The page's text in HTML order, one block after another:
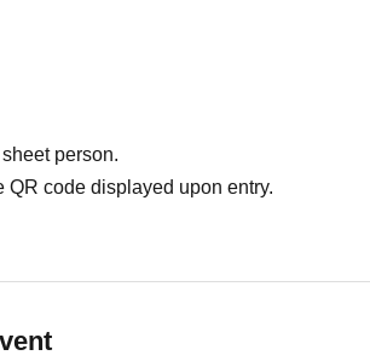
person.
QR code displayed upon entry.